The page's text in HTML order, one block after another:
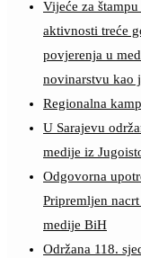
Vijeće za
aktivnosti treće
povjerenja u
novinarstvu kao
Regionalna
U Sarajevu
medije iz
Odgovorna
Pripremljen
medije BiH
Održana 118.